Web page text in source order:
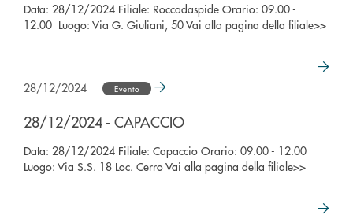
Data: 28/12/2024 Filiale: Roccadaspide Orario: 09.00 -
12.00 Luogo: Via G. Giuliani, 50 Vai alla pagina della filiale>>
28/12/2024 Evento
28/12/2024 - CAPACCIO
Data: 28/12/2024 Filiale: Capaccio Orario: 09.00 - 12.00
Luogo: Via S.S. 18 Loc. Cerro Vai alla pagina della filiale>>